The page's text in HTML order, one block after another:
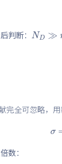
判断：
完全可忽略，用
qn
数：